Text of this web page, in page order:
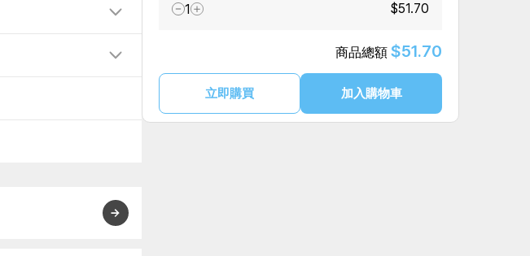
1
$51.70
商品總額 $51.70
立即購買 加入購物車